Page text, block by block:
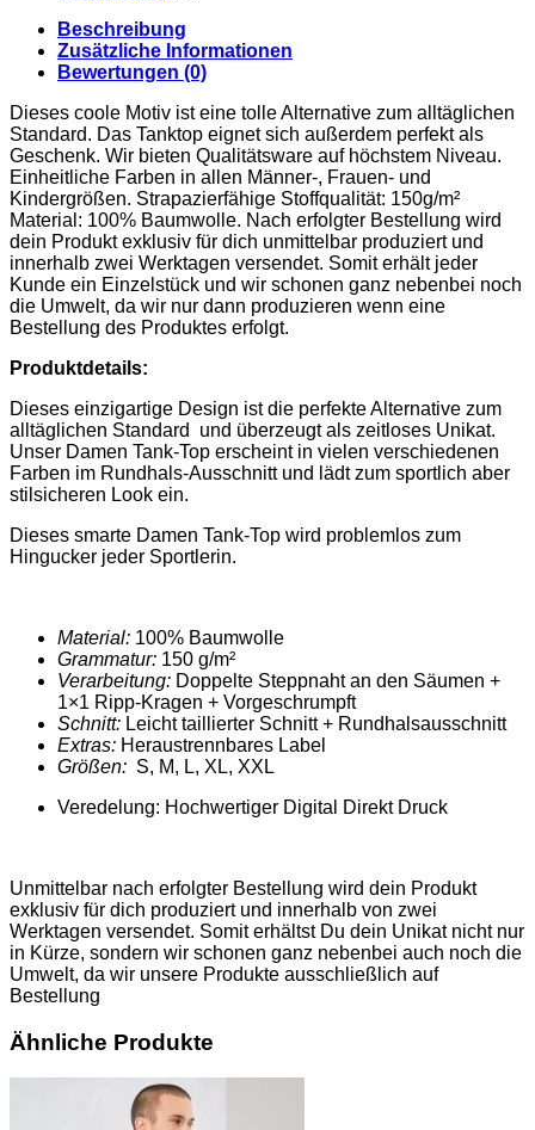
Beschreibung
Zusätzliche Informationen
Bewertungen (0)
Dieses coole Motiv ist eine tolle Alternative zum alltäglichen
Standard. Das Tanktop eignet sich außerdem perfekt als
Geschenk. Wir bieten Qualitätsware auf höchstem Niveau.
Einheitliche Farben in allen Männer-, Frauen- und
Kindergrößen. Strapazierfähige Stoffqualität: 150g/m²
Material: 100% Baumwolle. Nach erfolgter Bestellung wird
dein Produkt exklusiv für dich unmittelbar produziert und
innerhalb zwei Werktagen versendet. Somit erhält jeder
Kunde ein Einzelstück und wir schonen ganz nebenbei noch
die Umwelt, da wir nur dann produzieren wenn eine
Bestellung des Produktes erfolgt.
Produktdetails:
Dieses einzigartige Design ist die perfekte Alternative zum
alltäglichen Standard und überzeugt als zeitloses Unikat.
Unser Damen Tank-Top erscheint in vielen verschiedenen
Farben im Rundhals-Ausschnitt und lädt zum sportlich aber
stilsicheren Look ein.
Dieses smarte Damen Tank-Top wird problemlos zum
Hingucker jeder Sportlerin.
Material: 100% Baumwolle
Grammatur: 150 g/m²
Verarbeitung: Doppelte Steppnaht an den Säumen +
1×1 Ripp-Kragen + Vorgeschrumpft
Schnitt: Leicht taillierter Schnitt + Rundhalsausschnitt
Extras: Heraustrennbares Label
Größen: S, M, L, XL, XXL
Veredelung: Hochwertiger Digital Direkt Druck
Unmittelbar nach erfolgter Bestellung wird dein Produkt
exklusiv für dich produziert und innerhalb von zwei
Werktagen versendet. Somit erhältst Du dein Unikat nicht nur
in Kürze, sondern wir schonen ganz nebenbei auch noch die
Umwelt, da wir unsere Produkte ausschließlich auf
Bestellung
Ähnliche Produkte